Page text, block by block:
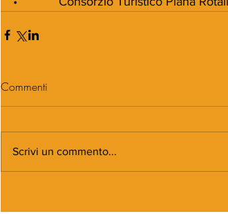
Commenti
Scrivi un commento...